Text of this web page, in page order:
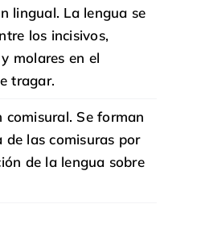
lingual. La lengua se
los incisivos,
molares en el
tragar.
comisural. Se forman
de las comisuras por
de la lengua sobre